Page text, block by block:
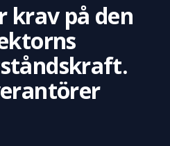
krav på den